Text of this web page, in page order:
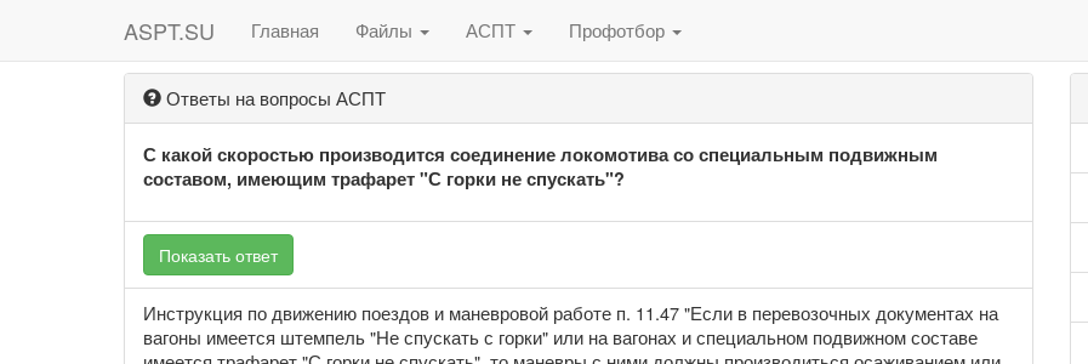
ASPT.SU Главная Файлы АСПТ Профотбор
Ответы на вопросы АСПТ
С какой скоростью производится соединение локомотива со специальным подвижным
составом, имеющим трафарет "С горки не спускать"?
Показать ответ
Инструкция по движению поездов и маневровой работе п. 11.47 "Если в перевозочных документах на
вагоны имеется штемпель "Не спускать с горки" или на вагонах и специальном подвижном составе